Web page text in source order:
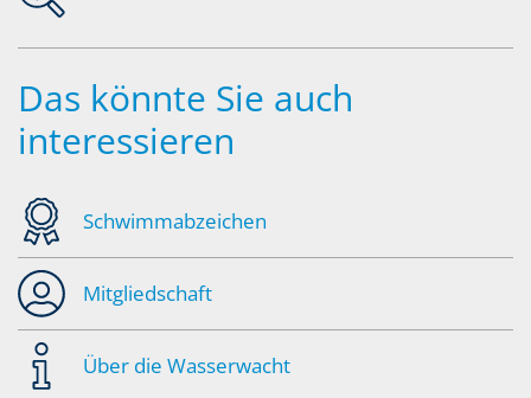
Das könnte Sie auch
interessieren
Schwimmabzeichen
Mitgliedschaft
Über die Wasserwacht